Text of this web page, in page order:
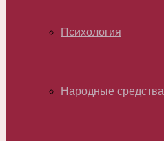
Психология
Народные средства